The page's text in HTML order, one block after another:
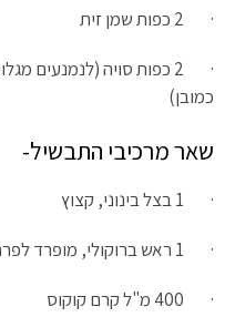
· 2 כפות שמן זית
· 2 כפות סויה (לנמנעים
כמובן)
שאר מרכיבי התבשיל-
· 1 בצל בינוני, קצוץ
· 1 ראש ברוקולי, מופרד לפרחים קטנים
· 400 מ"ל קרם קוקוס